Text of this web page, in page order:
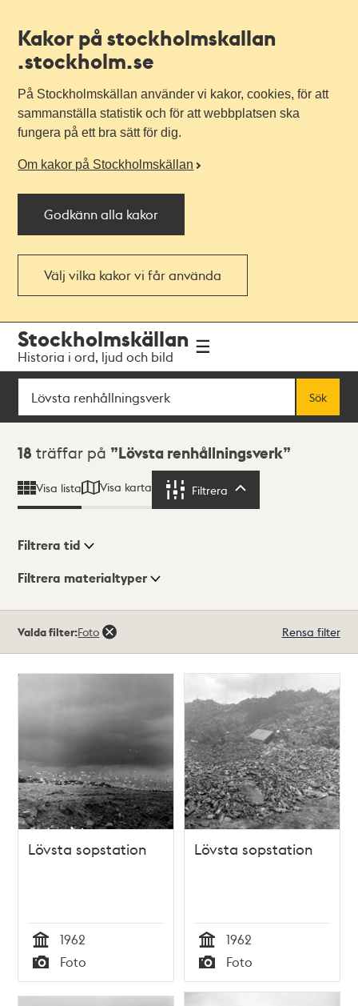
Kakor på stockholmskallan
.stockholm.se
På Stockholmskällan använder vi kakor, cookies, för att
sammanställa statistik och för att webbplatsen ska
fungera på ett bra sätt för dig.
Om kakor på Stockholmskällan
Godkänn alla kakor
Välj vilka kakor vi får använda
navigationen
huvudinnehållet
Stockholmskällan
Historia i ord, ljud och bild
Sök
Sök
Sökresultat
18 träffar på Lövsta renhållningsverk
Visa lista Visa karta Filtrera
Visningsläge
Filtrera tid
Filtrera materialtyper
träffar
Valda filter:Foto Rensa filter
Lövsta sopstation
Tid
1962
Typ
Foto
Lövsta sopstation
Tid
1962
Typ
Foto